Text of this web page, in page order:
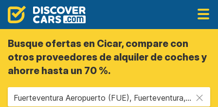
Busque ofertas en Cicar, compare con
otros proveedores de alquiler de coches y
ahorre hasta un 70 %.
Fuerteventura Aeropuerto (FUE), Fuerteventura, España - Islas Canarias